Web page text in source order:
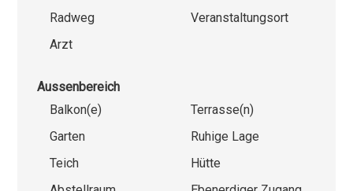
Radweg
Veranstaltungsort
Arzt
Aussenbereich
Balkon(e)
Terrasse(n)
Garten
Ruhige Lage
Teich
Hütte